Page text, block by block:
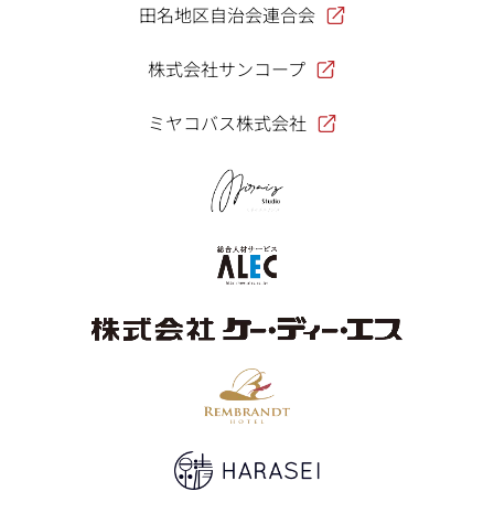
田名地区自治会連合会
株式会社サンコープ
ミヤコバス株式会社